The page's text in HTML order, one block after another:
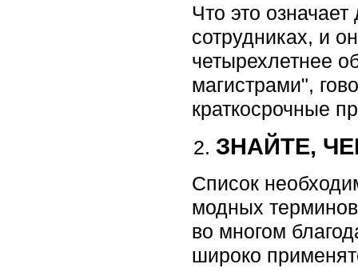
Что это
сотрудниках, и
четырехлетнее
магистрами",
краткосрочные
ЗНАЙТЕ,
Список
модных
во многом
широко